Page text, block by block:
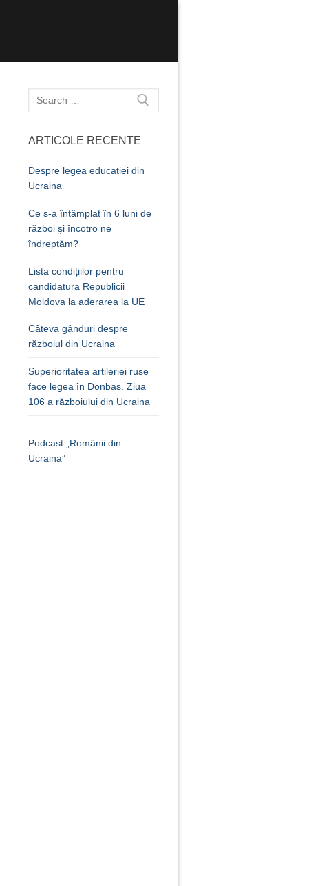
Caută
după:
ARTICOLE RECENTE
Despre legea educației din
Ucraina
Ce s-a întâmplat în 6 luni de
război și încotro ne
îndreptăm?
Lista condițiilor pentru
candidatura Republicii
Moldova la aderarea la UE
Câteva gânduri despre
războiul din Ucraina
Superioritatea artileriei ruse
face legea în Donbas. Ziua
106 a războiului din Ucraina
Podcast „Românii din
Ucraina”